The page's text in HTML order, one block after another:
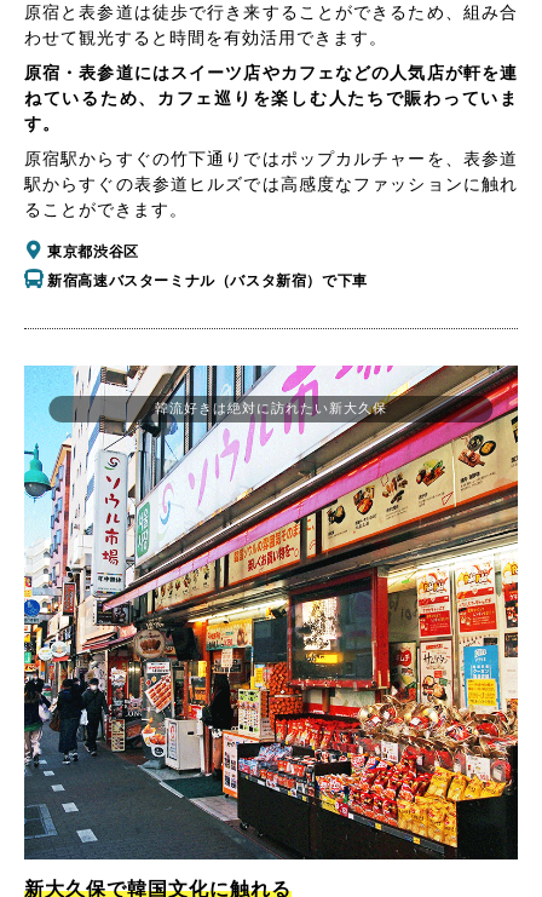
原宿と表参道は徒歩で行き来することができるため、組み合
わせて観光すると時間を有効活用できます。
原宿・表参道にはスイーツ店やカフェなどの人気店が軒を連
ねているため、カフェ巡りを楽しむ人たちで賑わっていま
す。
原宿駅からすぐの竹下通りではポップカルチャーを、表参道
駅からすぐの表参道ヒルズでは高感度なファッションに触れ
ることができます。
東京都渋谷区
新宿高速バスターミナル（バスタ新宿）で下車
韓流好きは絶対に訪れたい新大久保
新大久保で韓国文化に触れる